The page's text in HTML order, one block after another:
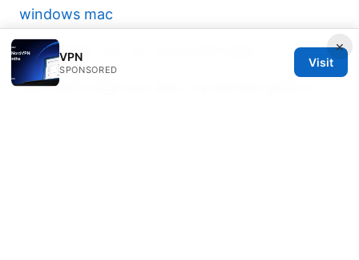
windows mac
Tunnelbear vpn for microsoft edge
Microsoft edge vpn app: a practical guide to
×
VPN
SPONSORED
Visit